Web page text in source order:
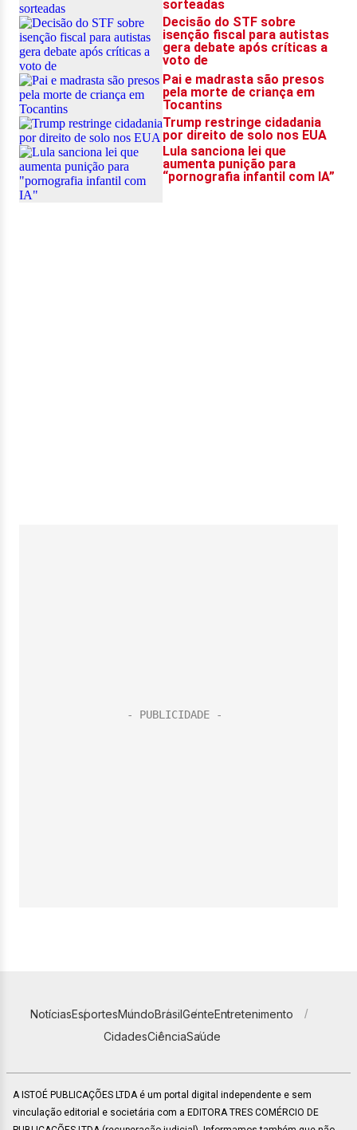
NotíciasEsportesMundoBrasilGenteEntretenimento
CidadesCiênciaSaúde
A ISTOÉ PUBLICAÇÕES LTDA é um portal digital independente e sem
vinculação editorial e societária com a EDITORA TRES COMÉRCIO DE